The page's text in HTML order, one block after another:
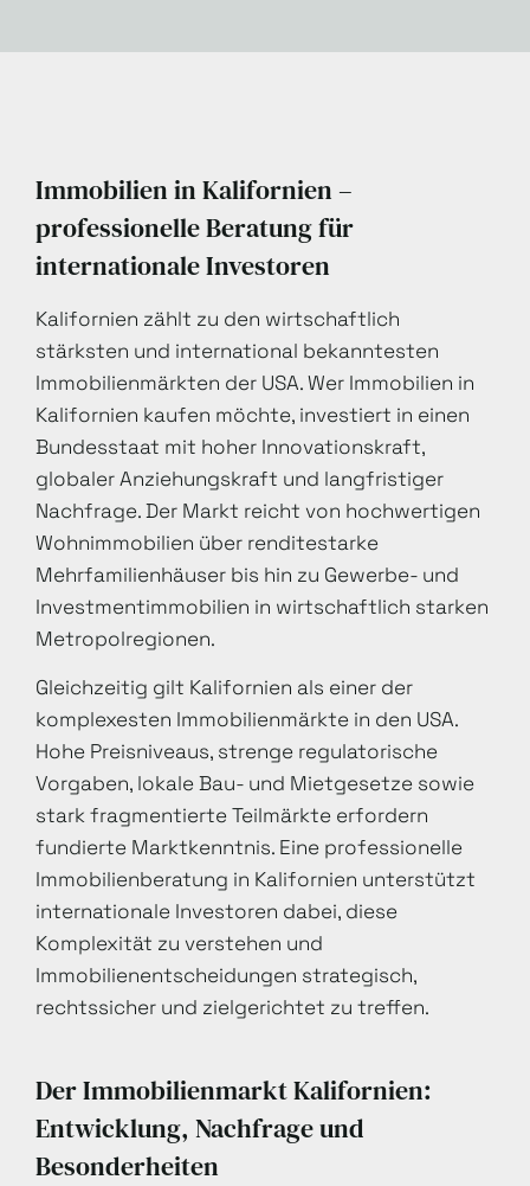
Immobilien in Kalifornien –
professionelle Beratung für
internationale Investoren
Kalifornien zählt zu den wirtschaftlich
stärksten und international bekanntesten
Immobilienmärkten der USA. Wer Immobilien in
Kalifornien kaufen möchte, investiert in einen
Bundesstaat mit hoher Innovationskraft,
globaler Anziehungskraft und langfristiger
Nachfrage. Der Markt reicht von hochwertigen
Wohnimmobilien über renditestarke
Mehrfamilienhäuser bis hin zu Gewerbe- und
Investmentimmobilien in wirtschaftlich starken
Metropolregionen.
Gleichzeitig gilt Kalifornien als einer der
komplexesten Immobilienmärkte in den USA.
Hohe Preisniveaus, strenge regulatorische
Vorgaben, lokale Bau- und Mietgesetze sowie
stark fragmentierte Teilmärkte erfordern
fundierte Marktkenntnis. Eine professionelle
Immobilienberatung in Kalifornien unterstützt
internationale Investoren dabei, diese
Komplexität zu verstehen und
Immobilienentscheidungen strategisch,
rechtssicher und zielgerichtet zu treffen.
Der Immobilienmarkt Kalifornien:
Entwicklung, Nachfrage und
Besonderheiten